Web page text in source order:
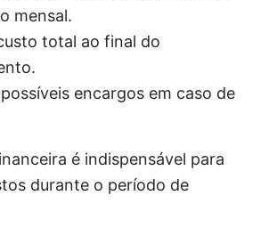
mensal.
total ao final do
encargos em caso de
é indispensável para
durante o período de